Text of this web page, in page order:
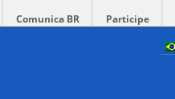
Comunica BR Participe